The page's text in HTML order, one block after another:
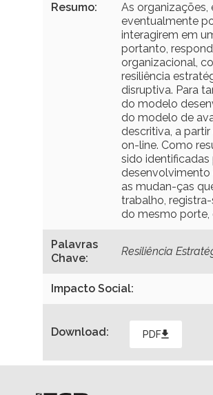
Resumo:
As organizações,
eventualmente
interagirem em
portanto,
organizacional,
resiliência
disruptiva. Para
do modelo
do modelo de
descritiva, a
on-line. Como
sido
desenvolvimento
as mudan-ças
trabalho,
do mesmo porte,
Palavras
Chave:
Resiliência
Impacto Social:
Download: PDF